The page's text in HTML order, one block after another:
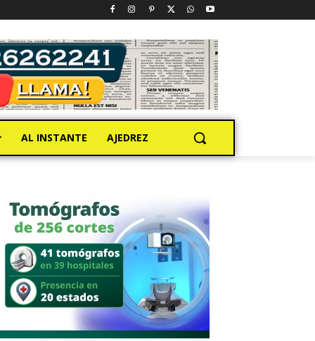
AL INSTANTE AJEDREZ